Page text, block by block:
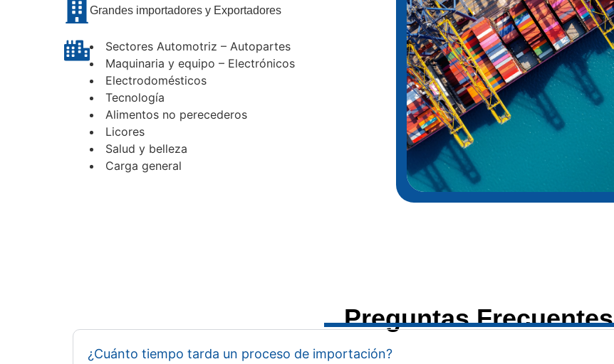
Grandes importadores y Exportadores
Sectores Automotriz – Autopartes
Maquinaria y equipo – Electrónicos
Electrodomésticos
Tecnología
Alimentos no perecederos
Licores
Salud y belleza
Carga general
Preguntas Frecuentes
¿Cuánto tiempo tarda un proceso de importación?